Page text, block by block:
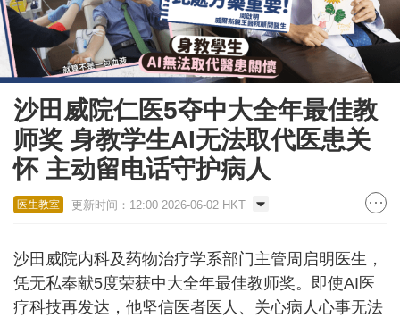
沙田威院仁医5夺中大全年最佳教
师奖 身教学生AI无法取代医患关
怀 主动留电话守护病人
医生教室 更新时间：12:00 2026-06-02 HKT
沙田威院内科及药物治疗学系部门主管周启明医生，
凭无私奉献5度荣获中大全年最佳教师奖。即使AI医
疗科技再发达，他坚信医者医人、关心病人心事无法